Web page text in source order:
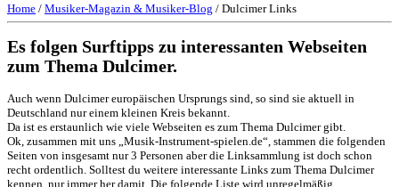
Home / Musiker-Magazin & Musiker-Blog / Dulcimer Links
Es folgen Surftipps zu interessanten Webseiten
zum Thema Dulcimer.
Auch wenn Dulcimer europäischen Ursprungs sind, so sind sie aktuell in
Deutschland nur einem kleinen Kreis bekannt.
Da ist es erstaunlich wie viele Webseiten es zum Thema Dulcimer gibt.
Ok, zusammen mit uns „Musik-Instrument-spielen.de“, stammen die folgenden
Seiten von insgesamt nur 3 Personen aber die Linksammlung ist doch schon
recht ordentlich. Solltest du weitere interessante Links zum Thema Dulcimer
kennen, nur immer her damit. Die folgende Liste wird unregelmäßig